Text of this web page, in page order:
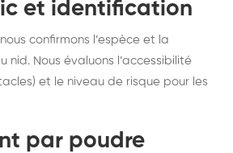
et identification
confirmons l’espèce et la
nid. Nous évaluons l’accessibilité
et le niveau de risque pour les
par poudre